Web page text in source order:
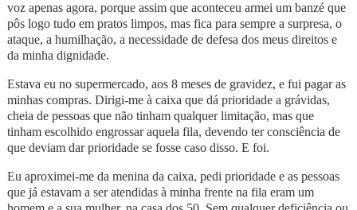
voz apenas agora, porque assim que aconteceu armei um banzé que
pôs logo tudo em pratos limpos, mas fica para sempre a surpresa, o
ataque, a humilhação, a necessidade de defesa dos meus direitos e
da minha dignidade.
Estava eu no supermercado, aos 8 meses de gravidez, e fui pagar as
minhas compras. Dirigi-me à caixa que dá prioridade a grávidas,
cheia de pessoas que não tinham qualquer limitação, mas que
tinham escolhido engrossar aquela fila, devendo ter consciência de
que deviam dar prioridade se fosse caso disso. E foi.
Eu aproximei-me da menina da caixa, pedi prioridade e as pessoas
que já estavam a ser atendidas à minha frente na fila eram um